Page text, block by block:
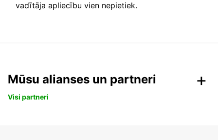
vadītāja apliecību vien nepietiek.
Mūsu alianses un partneri
Visi partneri